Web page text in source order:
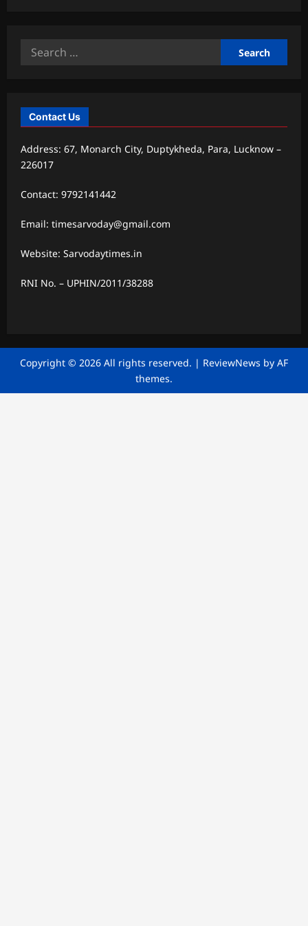
Search
Contact Us
Address: 67, Monarch City, Duptykheda, Para, Lucknow –
226017
Contact: 9792141442
Email: timesarvoday@gmail.com
Website: Sarvodaytimes.in
RNI No. – UPHIN/2011/38288
Copyright © 2026 All rights reserved. | ReviewNews by AF
themes.